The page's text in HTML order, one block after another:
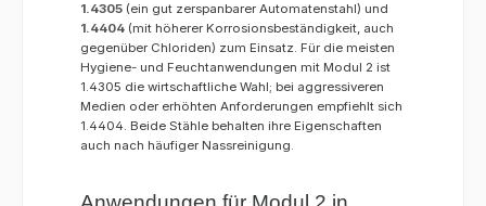
1.4305(ein gut zerspanbarer Automatenstahl) und
1.4404(mit höherer Korrosionsbeständigkeit, auch
gegenüber Chloriden) zum Einsatz. Für die meisten
Hygiene- und Feuchtanwendungen mit Modul 2 ist
1.4305 die wirtschaftliche Wahl; bei aggressiveren
Medien oder erhöhten Anforderungen empfiehlt sich
1.4404. Beide Stähle behalten ihre Eigenschaften
auch nach häufiger Nassreinigung.